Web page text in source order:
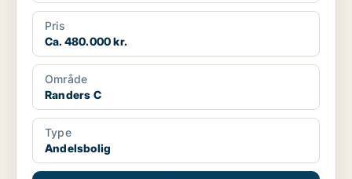
Pris
Ca. 480.000 kr.
Område
Randers C
Type
Andelsbolig